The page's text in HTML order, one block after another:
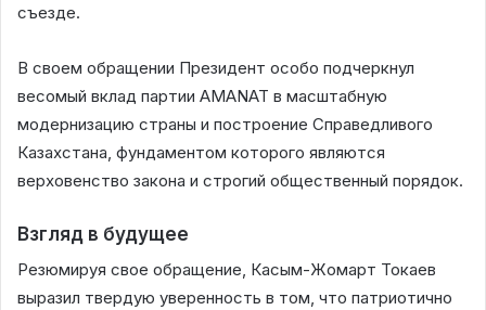
съезде.
В своем обращении Президент особо подчеркнул
весомый вклад партии AMANAT в масштабную
модернизацию страны и построение Справедливого
Казахстана, фундаментом которого являются
верховенство закона и строгий общественный порядок.
Взгляд в будущее
Резюмируя свое обращение, Касым-Жомарт Токаев
выразил твердую уверенность в том, что патриотично